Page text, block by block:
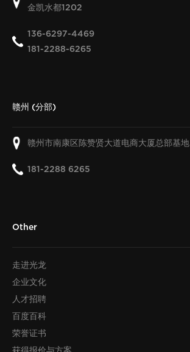
金凯水都1202
136-6297-4469
181-2288-6265
赣州 (分部)
赣州市南康区陈赞贤大道电商大厦总部基地
181-2288 6265
Other
走进光龙
企业文化
人才招聘
百度百科
荣誉证书
获得报价与方案